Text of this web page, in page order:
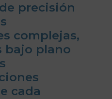
precisión
complejas,
bajo plano
cada